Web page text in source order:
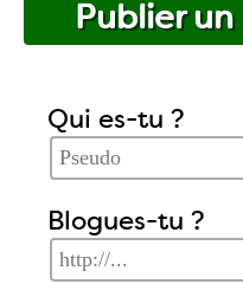
Publier
Qui es-tu ?
Blogues-tu ?